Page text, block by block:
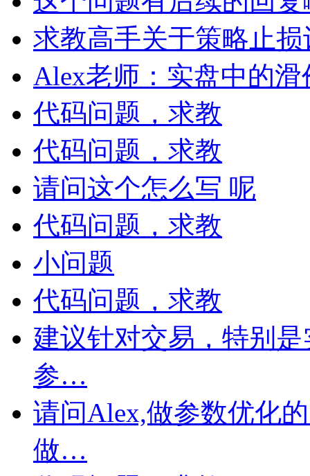
求教高手关于策略止
Alex老师：实盘中的
代码问题，求教
代码问题，求教
请问这个怎么写 呢
代码问题，求教
小问题
代码问题，求教
建议针对交易，特别
参…
请问Alex,做参数优化
做…